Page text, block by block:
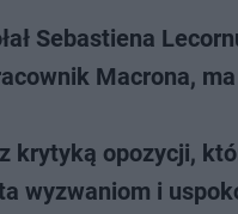
Sebastiena
Macrona,
krytyką opozycji,
wyzwaniom i